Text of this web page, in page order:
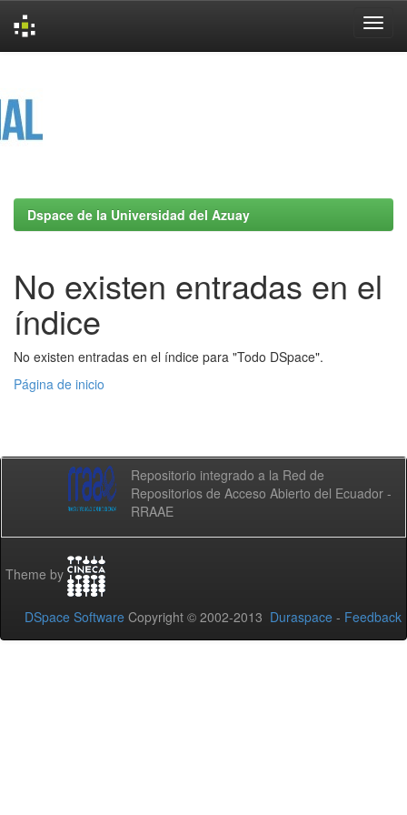
Dspace de la Universidad del Azuay
No existen entradas en el
índice
No existen entradas en el índice para "Todo DSpace".
Página de inicio
Repositorio integrado a la Red de
Repositorios de Acceso Abierto del Ecuador -
RRAAE
Theme by
DSpace Software Copyright © 2002-2013 Duraspace - Feedback